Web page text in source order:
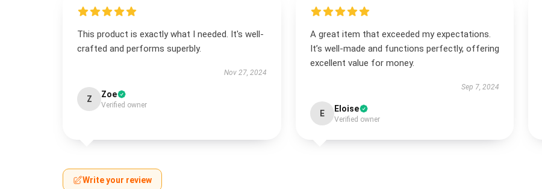
This product is exactly what I needed. It's well-
crafted and performs superbly.
Nov 27, 2024
Z Zoe
Verified owner
A great item that exceeded my expectations.
It’s well-made and functions perfectly, offering
excellent value for money.
Sep 7, 2024
E Eloise
Verified owner
Write your review